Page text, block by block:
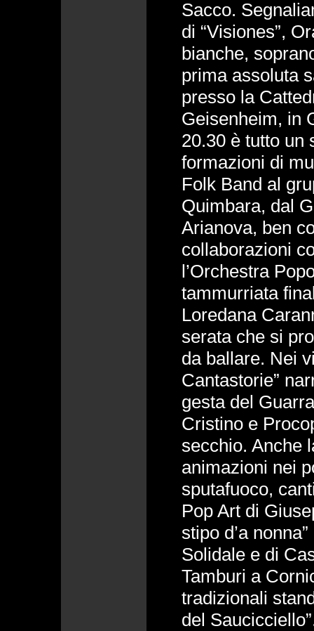
Sacco.
di “Visiones”,
bianche,
prima assoluta
presso la
Geisenheim, in
20.30 è tutto un
formazioni di
Folk Band al
Quimbara, dal
Arianova, ben
collaborazioni
l’Orchestra
tammurriata
Loredana
serata che si
da ballare. Nei
Cantastorie”
gesta del
Cristino e
secchio. Anche
animazioni nei
sputafuoco,
Pop Art di
stipo d’a
Solidale e di
Tamburi a
tradizionali
del